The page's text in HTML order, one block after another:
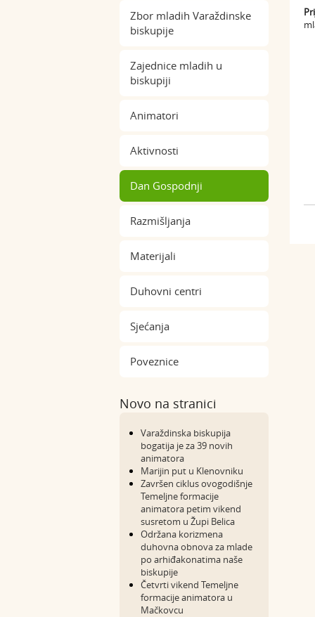
Zbor mladih Varaždinske
biskupije
Zajednice mladih u
biskupiji
Animatori
Aktivnosti
Dan Gospodnji
Razmišljanja
Materijali
Duhovni centri
Sjećanja
Poveznice
Novo na stranici
Varaždinska biskupija
bogatija je za 39 novih
animatora
Marijin put u Klenovniku
Završen ciklus ovogodišnje
Temeljne formacije
animatora petim vikend
susretom u Župi Belica
Održana korizmena
duhovna obnova za mlade
po arhiđakonatima naše
biskupije
Četvrti vikend Temeljne
formacije animatora u
Mačkovcu